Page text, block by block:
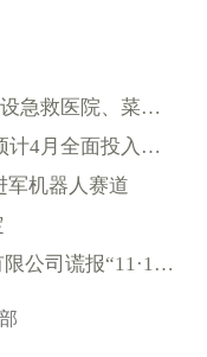
镇海这2个地块拟作规划局部调整 设急救医院、菜场、综合超市等
宁波动车运用所施工进入新节点 预计4月全面投入使用
军机器人赛道
住房城乡建设部就天颂建设集团有限公司谎报“11·18”较大事故约谈浙江省住房城乡建设厅